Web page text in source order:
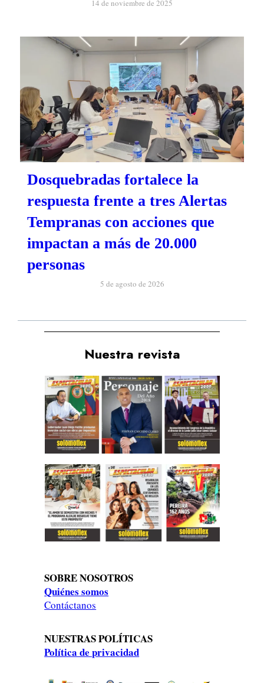
14 de noviembre de 2025
Dosquebradas fortalece la
respuesta frente a tres Alertas
Tempranas con acciones que
impactan a más de 20.000
personas
5 de agosto de 2026
Nuestra revista
SOBRE NOSOTROS
Quiénes somos
Contáctanos
NUESTRAS POLÍTICAS
Política de privacidad